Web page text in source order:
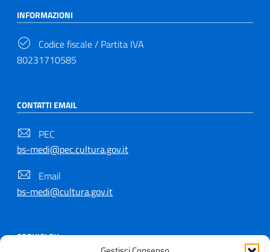
INFORMAZIONI
Codice fiscale / Partita IVA
80231710585
CONTATTI EMAIL
PEC
bs-medi@pec.cultura.gov.it
Email
bs-medi@cultura.gov.it
SEGUICI SU